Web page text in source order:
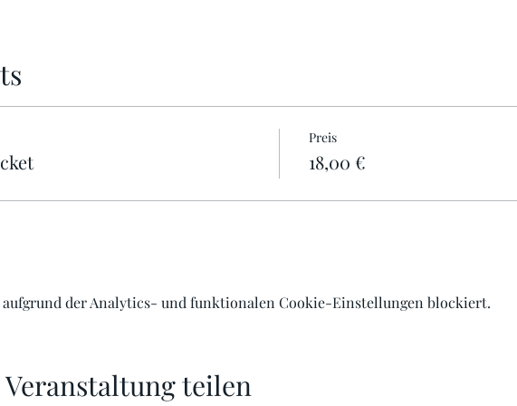
Preis
18,00 €
aufgrund der Analytics- und funktionalen Cookie-Einstellungen blockiert.
Veranstaltung teilen